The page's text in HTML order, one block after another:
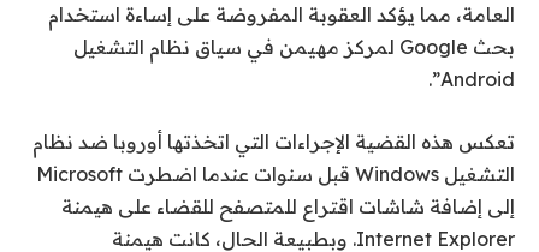
العامة، مما يؤكد العقوبة المفروضة على إساءة استخدام
بحث Google لمركز مهيمن في سياق نظام التشغيل
Android”.
تعكس هذه القضية الإجراءات التي اتخذتها أوروبا ضد نظام
التشغيل Windows قبل سنوات عندما اضطرت Microsoft
إلى إضافة شاشات اقتراع للمتصفح للقضاء على هيمنة
Internet Explorer. وبطبيعة الحال، كانت هيمنة